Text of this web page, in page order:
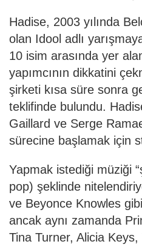
Hadise, 2003 yılında
olan Idool adlı
10 isim arasında yer
yapımcının dikkatini
şirketi kısa süre sonra
teklifinde bulundu.
Gaillard ve Serge
sürecine başlamak için
Yapmak istediği müziği
pop) şeklinde
ve Beyonce Knowles
ancak aynı zamanda
Tina Turner, Alicia